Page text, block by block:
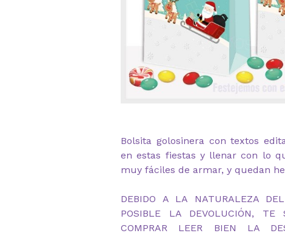
Bolsita golosinera con textos
en estas fiestas y llenar con lo
muy fáciles de armar, y quedan
DEBIDO A LA NATURALEZA
POSIBLE LA DEVOLUCIÓN, TE
COMPRAR LEER BIEN LA